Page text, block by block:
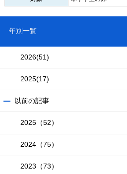
年別一覧
2026(51)
2025(17)
以前の記事
2025（52）
2024（75）
2023（73）